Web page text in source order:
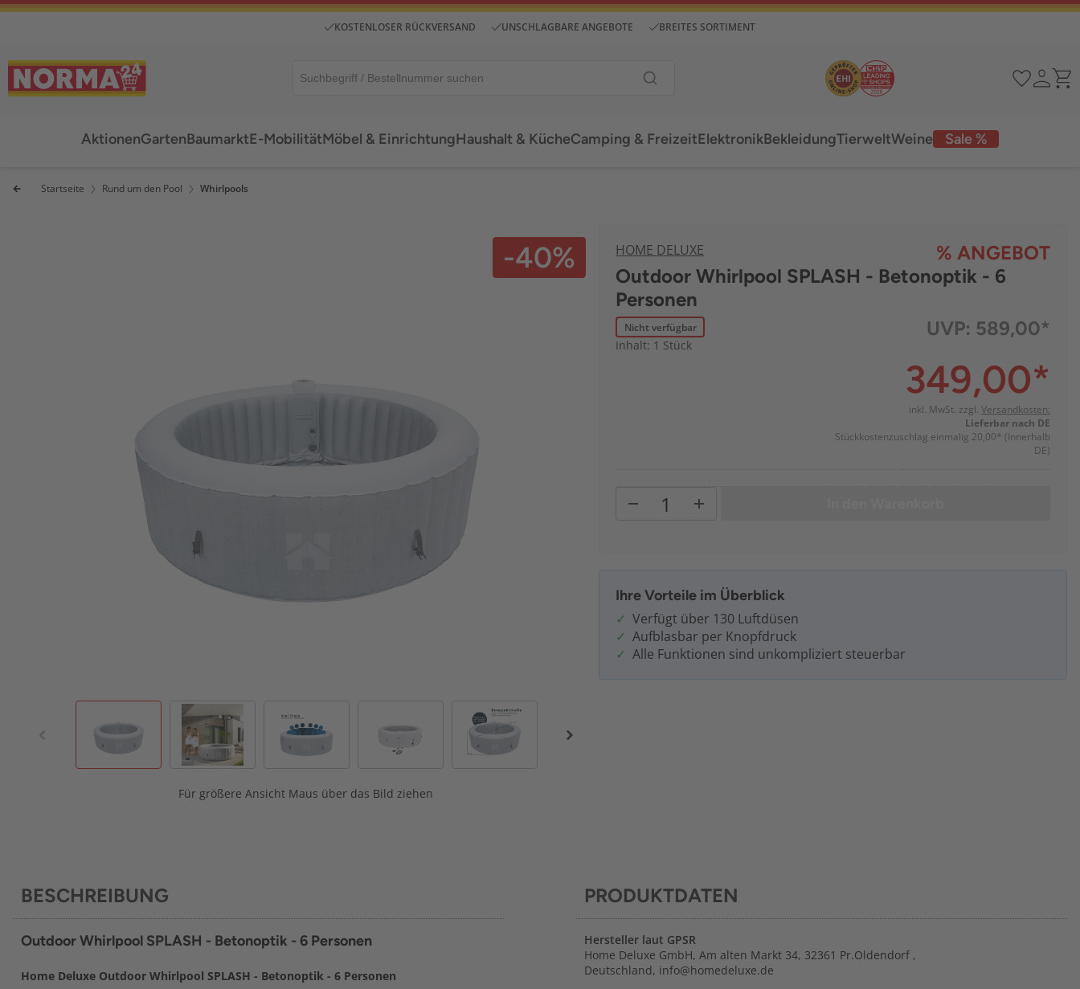
KOSTENLOSER RÜCKVERSAND UNSCHLAGBARE ANGEBOTE BREITES SORTIMENT
AktionenGartenBaumarktE-MobilitätMöbel & EinrichtungHaushalt & KücheCamping & Freizeit Sale %
ElektronikBekleidungTierweltWeine
Startseite Rund um den Pool Whirlpools
Für größere Ansicht Maus über das Bild ziehen
-40% HOME DELUXE
% ANGEBOT
Outdoor Whirlpool SPLASH - Betonoptik - 6
Personen
Nicht verfügbar
Inhalt: 1 Stück
UVP: 589,00*
349,00*
inkl. MwSt. zzgl. Versandkosten:
Lieferbar nach DE
Stückkostenzuschlag einmalig 20,00* (Innerhalb
DE)
Ihre Vorteile im Überblick
Verfügt über 130 Luftdüsen
Aufblasbar per Knopfdruck
Alle Funktionen sind unkompliziert steuerbar
BESCHREIBUNG
Outdoor Whirlpool SPLASH - Betonoptik - 6 Personen
Home Deluxe Outdoor Whirlpool SPLASH - Betonoptik - 6 Personen
PRODUKTDATEN
Hersteller laut GPSR
Home Deluxe GmbH, Am alten Markt 34, 32361 Pr.Oldendorf ,
Deutschland, info@homedeluxe.de